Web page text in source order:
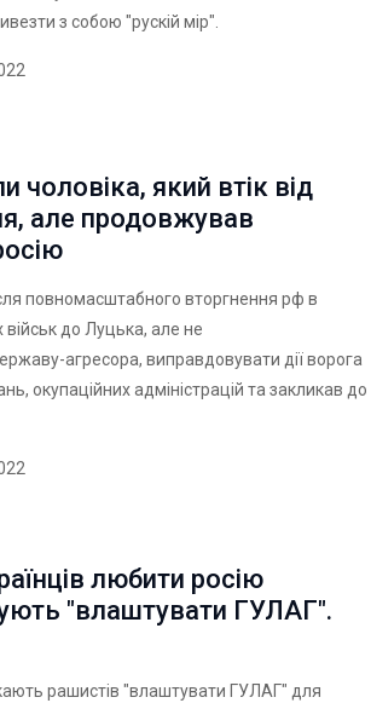
з собою "рускій мір".
чоловіка, який втік від
але продовжував
повномасштабного вторгнення рф в
військ до Луцька, але не
агресора, виправдовувати дії ворога
окупаційних адміністрацій та закликав до
любити росію
"влаштувати ГУЛАГ".
рашистів "влаштувати ГУЛАГ" для